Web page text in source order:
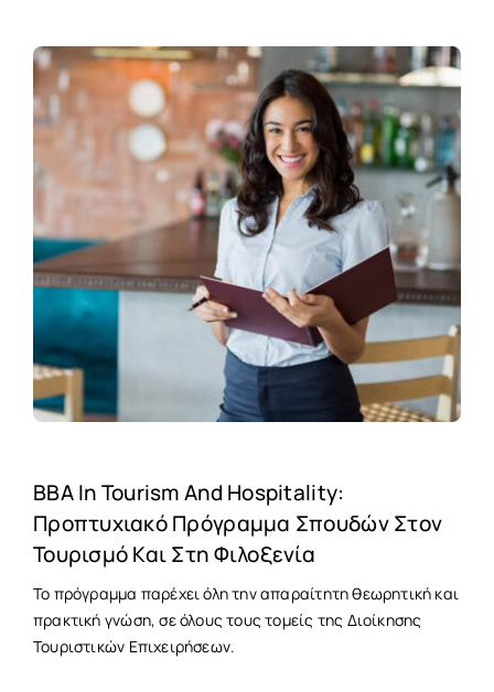
BBA In Tourism And Hospitality:
Προπτυχιακό Πρόγραμμα Σπουδών Στον
Τουρισμό Και Στη Φιλοξενία
Το πρόγραμμα παρέχει όλη την απαραίτητη θεωρητική και
πρακτική γνώση, σε όλους τους τομείς της Διοίκησης
Τουριστικών Επιχειρήσεων.